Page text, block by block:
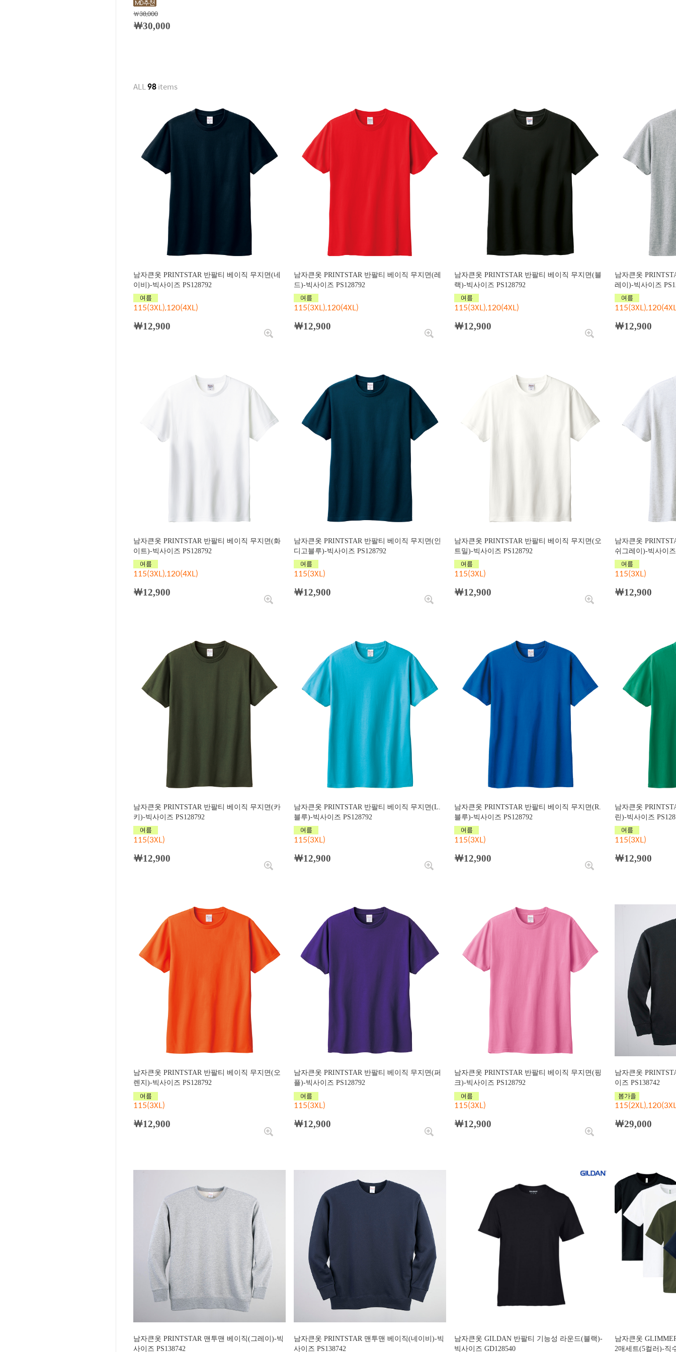
￦38,000
￦30,000
ALL98items
남자큰옷 PRINTSTAR 반팔티 베이직 무지면(네
이비)-빅사이즈 PS128792
115(3XL),120(4XL)
￦12,900
남자큰옷 PRINTSTAR 반팔티 베이직 무지면(레
드)-빅사이즈 PS128792
115(3XL),120(4XL)
￦12,900
남자큰옷 PRINTSTAR 반팔티 베이직 무지면(블
랙)-빅사이즈 PS128792
115(3XL),120(4XL)
￦12,900
남자큰옷
레이)-빅사이즈
￦12,900
남자큰옷 PRINTSTAR 반팔티 베이직 무지면(화
이트)-빅사이즈 PS128792
115(3XL),120(4XL)
￦12,900
남자큰옷 PRINTSTAR 반팔티 베이직 무지면(인
디고블루)-빅사이즈 PS128792
115(3XL)
￦12,900
남자큰옷 PRINTSTAR 반팔티 베이직 무지면(오
트밀)-빅사이즈 PS128792
115(3XL)
￦12,900
남자큰옷
쉬그레이)-빅사이즈
115(3XL)
￦12,900
남자큰옷 PRINTSTAR 반팔티 베이직 무지면(카
키)-빅사이즈 PS128792
115(3XL)
￦12,900
남자큰옷 PRINTSTAR 반팔티 베이직 무지면(L.
블루)-빅사이즈 PS128792
115(3XL)
￦12,900
남자큰옷 PRINTSTAR 반팔티 베이직 무지면(R.
블루)-빅사이즈 PS128792
115(3XL)
￦12,900
남자큰옷
린)-빅사이즈
115(3XL)
￦12,900
남자큰옷 PRINTSTAR 반팔티 베이직 무지면(오
렌지)-빅사이즈 PS128792
115(3XL)
￦12,900
남자큰옷 PRINTSTAR 반팔티 베이직 무지면(퍼
플)-빅사이즈 PS128792
115(3XL)
￦12,900
남자큰옷 PRINTSTAR 반팔티 베이직 무지면(핑
크)-빅사이즈 PS128792
115(3XL)
￦12,900
남자큰옷
이즈 PS138742
￦29,000
남자큰옷 PRINTSTAR 맨투맨 베이직(그레이)-빅
사이즈 PS138742
남자큰옷 PRINTSTAR 맨투맨 베이직(네이비)-빅
사이즈 PS138742
남자큰옷 GILDAN 반팔티 기능성 라운드(블랙)-
빅사이즈 GD128540
남자큰옷
2매세트(5컬러)-직